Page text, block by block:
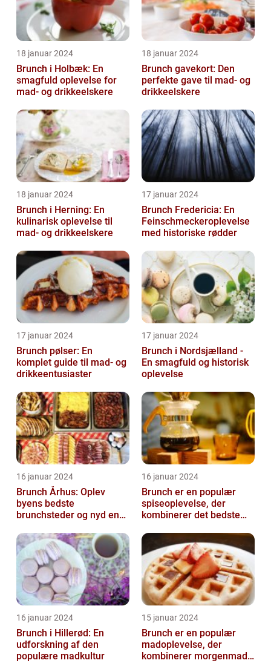
18 januar 2024
Brunch i Holbæk: En
smagfuld oplevelse for
mad- og drikkeelskere
18 januar 2024
Brunch gavekort: Den
perfekte gave til mad- og
drikkeelskere
18 januar 2024
Brunch i Herning: En
kulinarisk oplevelse til
mad- og drikkeelskere
17 januar 2024
Brunch Fredericia: En
Feinschmeckeroplevelse
med historiske rødder
17 januar 2024
Brunch pølser: En
komplet guide til mad- og
drikkeentusiaster
17 januar 2024
Brunch i Nordsjælland -
En smagfuld og historisk
oplevelse
16 januar 2024
Brunch Århus: Oplev
byens bedste
brunchsteder og nyd en
madoplevelse
16 januar 2024
Brunch er en populær
spiseoplevelse, der
kombinerer det bedste
frokost
16 januar 2024
Brunch i Hillerød: En
udforskning af den
populære madkultur
15 januar 2024
Brunch er en populær
madoplevelse, der
kombinerer morgenmad